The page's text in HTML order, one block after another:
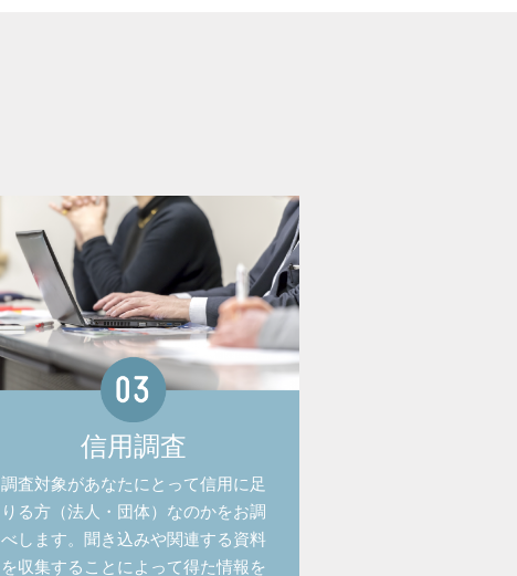
信用調査
調査対象があなたにとって信用に足
りる方（法人・団体）なのかをお調
べします。聞き込みや関連する資料
を収集することによって得た情報を